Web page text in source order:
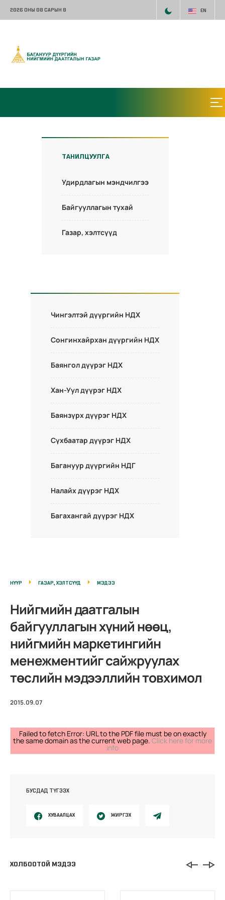
2026 ОНЫ 08 САРЫН 8 EN
ТАНИЛЦУУЛГА
Удирдлагын мэндчилгээ
Байгууллагын тухай
Газар, хэлтсүүд
Чингэлтэй дүүргийн НДХ
Сонгинхайрхан дүүргийн НДХ
Баянгол дүүрэг НДХ
Хан-Уул дүүрэг НДХ
Баянзүрх дүүрэг НДХ
Сүхбаатар дүүрэг НДХ
Багануур дүүргийн НДГ
Налайх дүүрэг НДХ
Багахангай дүүрэг НДХ
НҮҮР ГАЗАР, ХЭЛТСҮҮД МЭДЭЭ
Нийгмийн даатгалын
байгууллагын хүний нөөц,
нийгмийн маркетингийн
менежментийг сайжруулах
төслийн мэдээллийн товхимол
2015.09.07
Failed to fetch Error: URL to the PDF file must be on exactly
the same domain as the current web page. Click here for more
info
БУСДАД ТҮГЭЭХ
ХУВААЛЦАХ ЖИРГЭХ
ХОЛБООТОЙ МЭДЭЭ